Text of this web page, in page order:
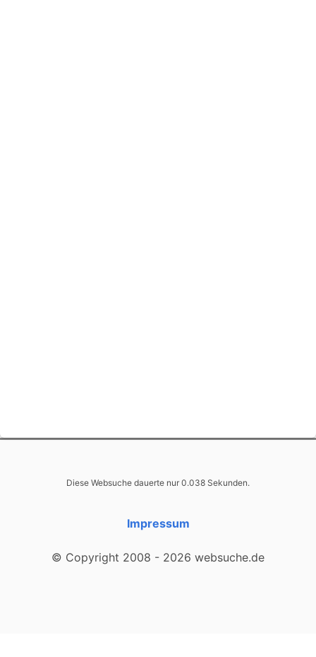
Diese Websuche dauerte nur 0.038 Sekunden.
Impressum
© Copyright 2008 - 2026 websuche.de